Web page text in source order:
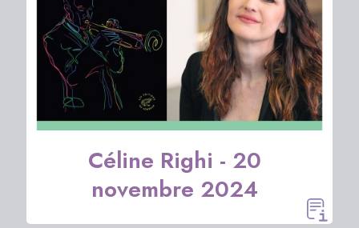
Céline Righi - 20
novembre 2024